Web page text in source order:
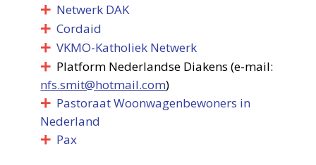
Netwerk DAK
Cordaid
VKMO-Katholiek Netwerk
Platform Nederlandse Diakens (e-mail:
nfs.smit@hotmail.com)
Pastoraat Woonwagenbewoners in
Nederland
Pax